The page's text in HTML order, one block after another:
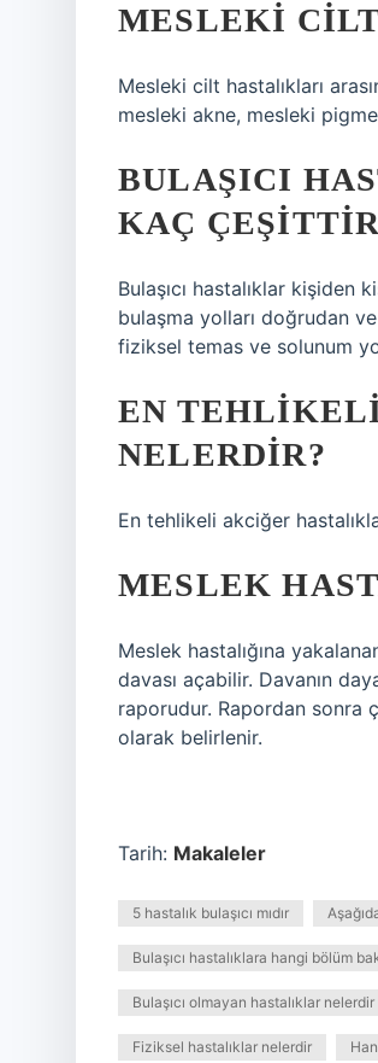
MESLEKI
Mesleki cilt hastalıkları
mesleki akne, mesleki
BULAŞICI
KAÇ
Bulaşıcı hastalıklar
bulaşma yolları doğrudan
fiziksel temas ve solunum
EN
NELERDIR?
En tehlikeli akciğer
MESLEK
Meslek hastalığına
davası açabilir. Davanın
raporudur. Rapordan sonra
olarak belirlenir.
Tarih: Makaleler
5 hastalık bulaşıcı mıdır
Bulaşıcı hastalıklara hangi bölüm
Bulaşıcı olmayan hastalıklar nelerdir
Fiziksel hastalıklar nelerdir